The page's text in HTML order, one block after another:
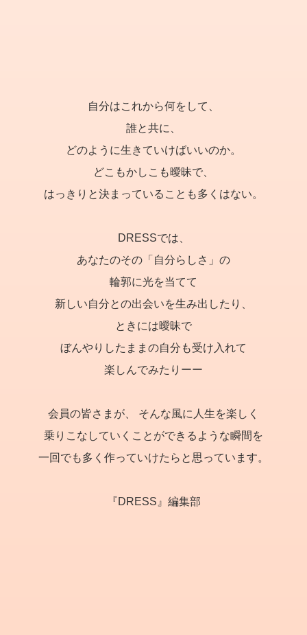
自分はこれから何をして、
誰と共に、
どのように生きていけばいいのか。
どこもかしこも曖昧で、
はっきりと決まっていることも多くはない。
DRESSでは、
あなたのその「自分らしさ」の
輪郭に光を当てて
新しい自分との出会いを生み出したり、
ときには曖昧で
ぼんやりしたままの自分も受け入れて
楽しんでみたりーー
会員の皆さまが、
そんな風に人生を楽しく
乗りこなしていくことができるような瞬間を
一回でも多く作っていけたらと思っています。
『DRESS』編集部